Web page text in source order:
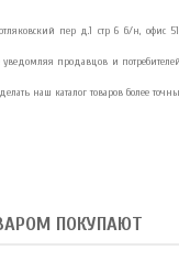
пер д.1 стр 6 б/н, офис
продавцов и
наш каталог товаров более
ПОКУПАЮТ